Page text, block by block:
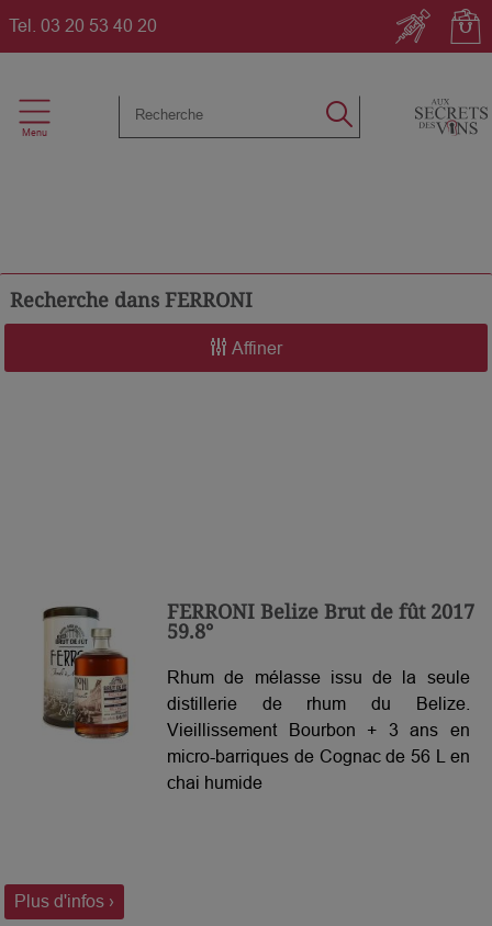
Tel. 03 20 53 40 20
Recherche dans FERRONI
Affiner
FERRONI Belize Brut de fût 2017
59.8°
Rhum de mélasse issu de la seule
distillerie de rhum du Belize.
Vieillissement Bourbon + 3 ans en
micro-barriques de Cognac de 56 L en
chai humide
Plus d'infos ›